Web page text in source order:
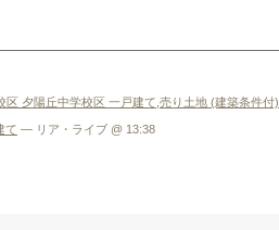
区 夕陽丘中学校区 一戸建て 売り土地 (建築条件付)
て — リア・ライブ @ 13:38